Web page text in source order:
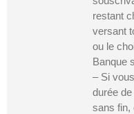
restant
versant
ou le
Banque
– Si
durée de
sans fin,